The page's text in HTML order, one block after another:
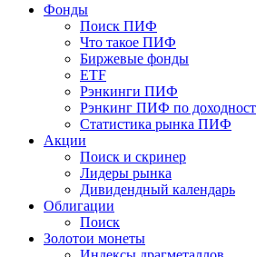
Фонды
Поиск ПИФ
Что такое ПИФ
Биржевые фонды
ETF
Рэнкинги ПИФ
Рэнкинг ПИФ по
Статистика рынка ПИФ
Акции
Поиск и скринер
Лидеры рынка
Дивидендный календарь
Облигации
Поиск
Золотои монеты